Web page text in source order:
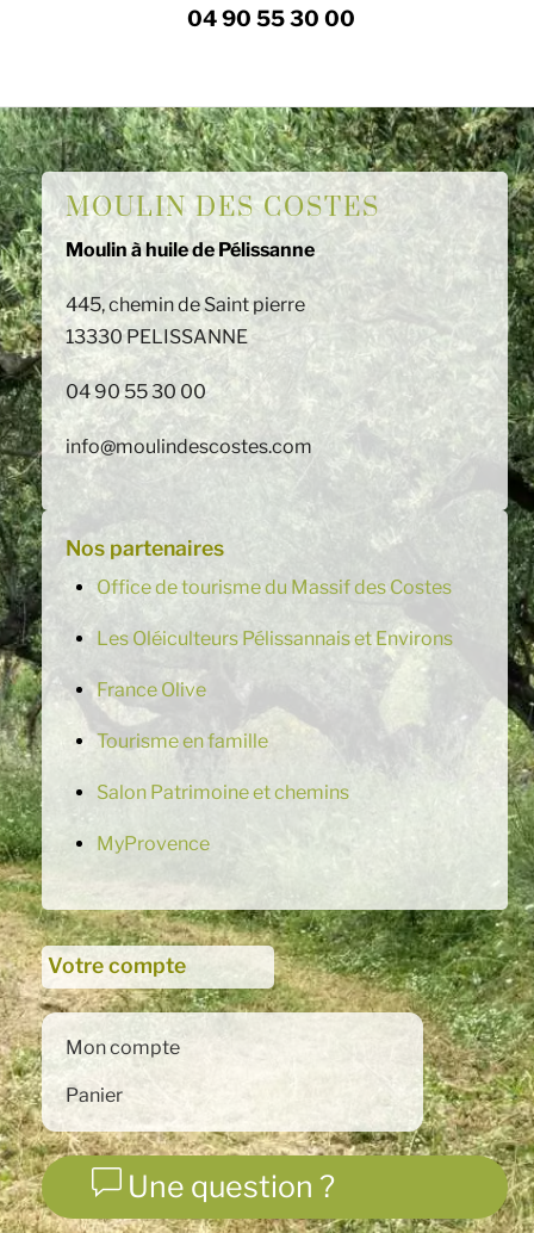
04 90 55 30 00
MOULIN DES COSTES
Moulin à huile de Pélissanne
445, chemin de Saint pierre
13330 PELISSANNE
04 90 55 30 00
info@moulindescostes.com
Nos partenaires
Office de tourisme du Massif des Costes
Les Oléiculteurs Pélissannais et Environs
France Olive
Tourisme en famille
Salon Patrimoine et chemins
MyProvence
Votre compte
Mon compte
Panier
Une question ?